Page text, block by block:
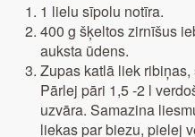
1 lielu sīpolu notīra.
400 g šķeltos zirnīšus
auksta ūdens.
Zupas katlā liek
Pārlej pāri 1,5 -2 l
uzvāra. Samazina
liekas par biezu, pielej